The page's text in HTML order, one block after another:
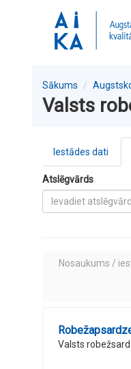
Sākums
Valsts
Iestādes dati
Atslēgvārds
Nosaukums /
Valsts